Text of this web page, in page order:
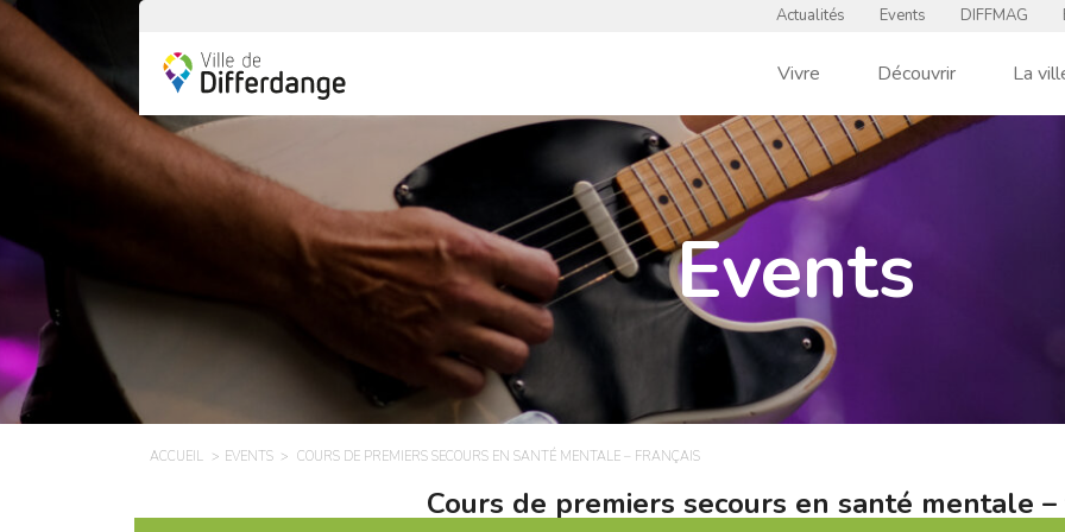
Actualités Events DIFFMAG
Vivre Découvrir La
Events
ACCUEIL EVENTS COURS DE PREMIERS SECOURS EN SANTÉ MENTALE – FRANÇAIS
Cours de premiers secours en santé mentale